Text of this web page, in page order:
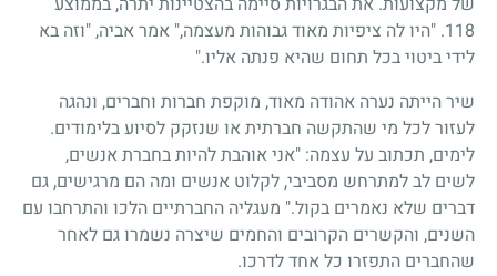
118. "היו לה ציפיות מאוד גבוהות מעצמה," אמר אביה, "וזה בא
לידי ביטוי בכל תחום שהיא פנתה אליו."
שיר הייתה נערה אהודה מאוד, מוקפת חברות וחברים, ונהגה
לעזור לכל מי שהתקשה חברתית או שנזקק לסיוע בלימודים.
לימים, תכתוב על עצמה: "אני אוהבת להיות בחברת אנשים,
לשים לב למתרחש מסביבי, לקלוט אנשים ומה הם מרגישים, גם
דברים שלא נאמרים בקול." מעגליה החברתיים הלכו והתרחבו עם
השנים, והקשרים הקרובים והחמים שיצרה נשמרו גם לאחר
שהחברים התפזרו כל אחד לדרכו.